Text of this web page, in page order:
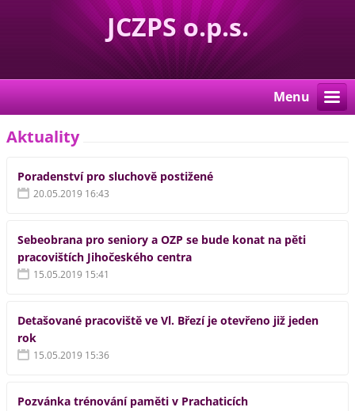
JCZPS o.p.s.
Menu
Aktuality
Poradenství pro sluchově postižené
20.05.2019 16:43
Sebeobrana pro seniory a OZP se bude konat na pěti
pracovištích Jihočeského centra
15.05.2019 15:41
Detašované pracoviště ve Vl. Březí je otevřeno již jeden
rok
15.05.2019 15:36
Pozvánka trénování paměti v Prachaticích